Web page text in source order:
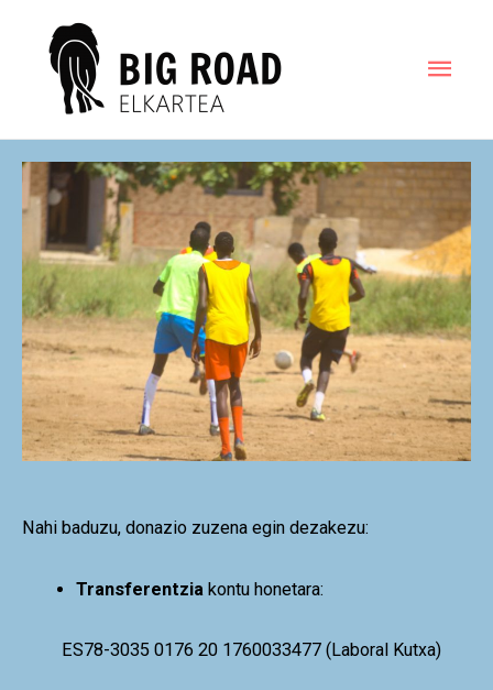
Nahi baduzu, donazio zuzena egin dezakezu:
Transferentzia kontu honetara:
ES78-3035 0176 20 1760033477 (Laboral Kutxa)